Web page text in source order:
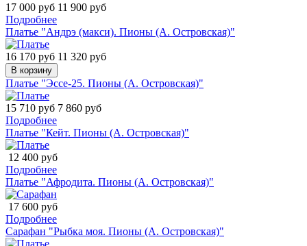
17 000 руб 11 900 руб
Подробнее
Платье "Андрэ (макси). Пионы (А. Островская)"
16 170 руб 11 320 руб
В корзину
Платье "Эссе-25. Пионы (А. Островская)"
15 710 руб 7 860 руб
Подробнее
Платье "Кейт. Пионы (А. Островская)"
12 400 руб
Подробнее
Платье "Афродита. Пионы (А. Островская)"
17 600 руб
Подробнее
Сарафан "Рыбка моя. Пионы (А. Островская)"